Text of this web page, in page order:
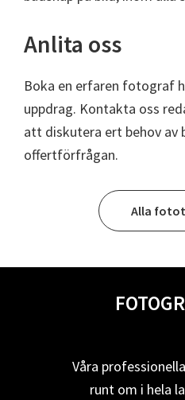
Anlita oss
Boka en erfaren fotograf
uppdrag. Kontakta oss
att diskutera ert behov av
offertförfrågan.
Alla
Våra
runt om i hela